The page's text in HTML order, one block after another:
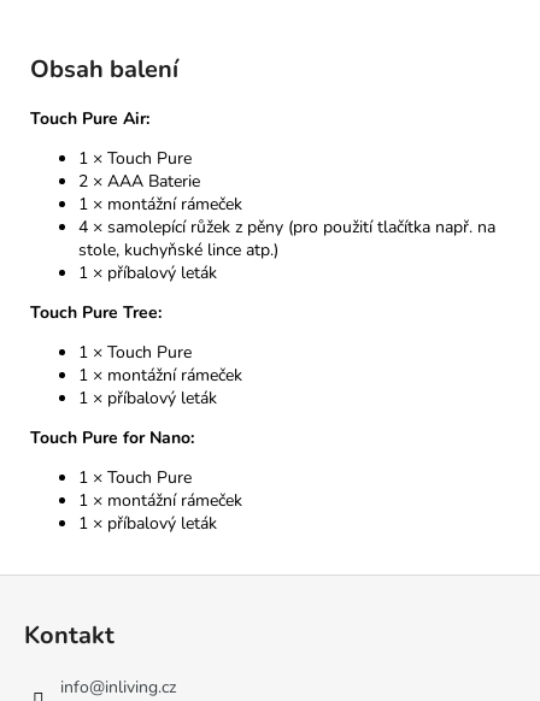
Obsah balení
Touch Pure Air:
1 × Touch Pure
2 × AAA Baterie
1 × montážní rámeček
4 × samolepící růžek z pěny (pro použití tlačítka např. na
stole, kuchyňské lince atp.)
1 × příbalový leták
Touch Pure Tree:
1 × Touch Pure
1 × montážní rámeček
1 × příbalový leták
Touch Pure for Nano:
1 × Touch Pure
1 × montážní rámeček
1 × příbalový leták
Kontakt
info@inliving.cz